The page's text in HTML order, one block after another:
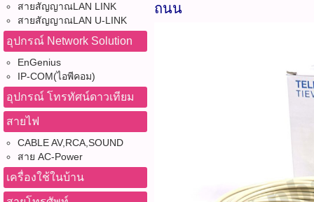
สายสัญญาณLAN LINK
สายสัญญาณLAN U-LINK
อุปกรณ์ Network Solution
EnGenius
IP-COM(ไอพีคอม)
อุปกรณ์ โทรทัศน์ดาวเทียม
สายไฟ
CABLE AV,RCA,SOUND
สาย AC-Power
เครื่องใช้ในบ้าน
ถนน